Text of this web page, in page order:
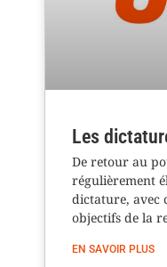
Les
De retour au
régulièrement
dictature, avec
objectifs de la
EN SAVOIR PLUS